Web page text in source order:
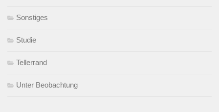
Sonstiges
Studie
Tellerrand
Unter Beobachtung